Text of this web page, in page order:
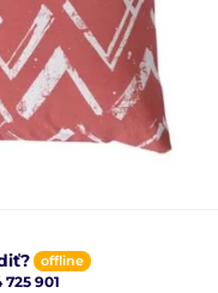
offline
725 901